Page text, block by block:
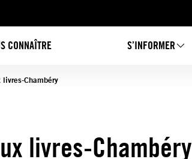
CONNAÎTRE S’INFORMER
livres-Chambéry
livres-Chambéry